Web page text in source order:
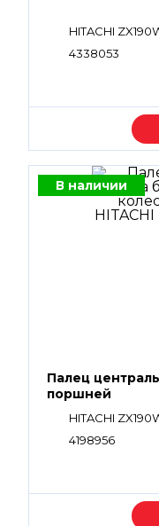
HITACHI
4338053
В наличии
Палец
поршней
HITACHI
4198956